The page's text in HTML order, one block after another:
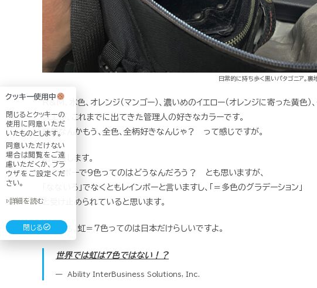
日常的に持ち歩く黒いパタゴニア。
R&M、水色、オレンジ（マンゴー）、濃いめのイエロー（オレンジに寄った黄色）、
以上が、これまでに出てきた管理人の好きなカラーです。
結局なんかもう、全色、全柄好きなんじゃ？ って感じですが。
話を戻します。
レインボーで9色ってのはどうなんだろう？ とも思いますが、
「なないろ」でなくともレインボーと言いますし、「＝多色のグラデーション」
と受け止められていると思います。
そもそも、虹＝7色ってのは日本だけらしいですよ。
世界では虹は７色ではない！？
Ability InterBusiness Solutions, Inc.
クッキー使用中
閉じるとクッキーの
使用に同意いただ
いたものとします。
同意いただけない
場合は閲覧をご遠
慮いただくか、ブラ
ウザをご設定くだ
さい。
▷詳細を読む
閉じる